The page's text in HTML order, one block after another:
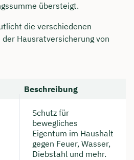
übersteigt.
die verschiedenen
Hausratversicherung von
Beschreibung
Schutz für
bewegliches
Eigentum im Haushalt
gegen Feuer, Wasser,
Diebstahl und mehr.